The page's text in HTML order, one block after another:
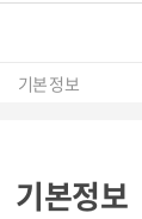
기본 정보
기본정보